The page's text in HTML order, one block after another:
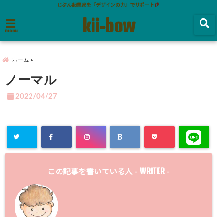
じぶん起業家を『デザインの力』でサポート
menu kii-bow
ホーム
ノーマル
2022/04/27
この記事を書いている人 - WRITER -